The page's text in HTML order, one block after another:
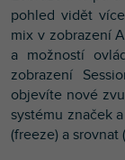
pohled vidět
mix v zobrazení
a možností
zobrazení
objevíte nové
systému značek
(freeze) a